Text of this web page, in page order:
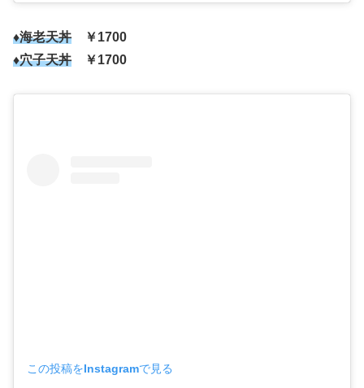
♦海老天丼 ￥1700
♦穴子天丼 ￥1700
この投稿をInstagramで見る